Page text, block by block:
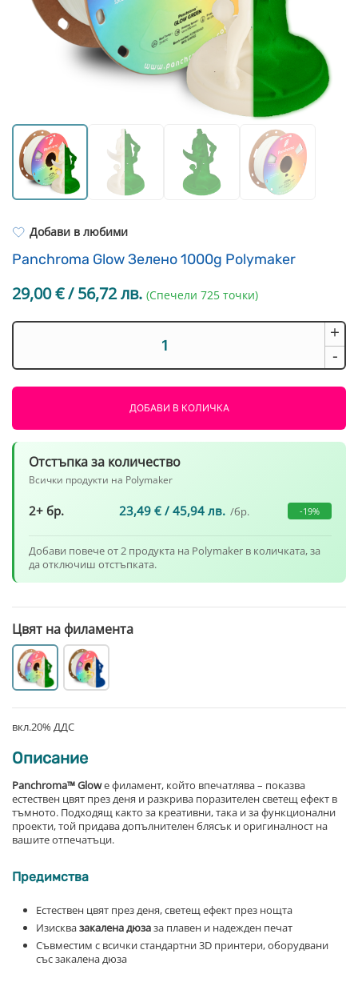
Легло за 3D принтер
Добави в любими
Panchroma Glow Зелено 1000g Polymaker
29,00€/ 56,72 лв. (Спечели 725 точки)
-
Panchroma
Glow
Зелено
+
ДОБАВИ В КОЛИЧКА
Отстъпка за количество
Всички продукти на Polymaker
2+ бр. 23,49 € / 45,94 лв. /бр. -19%
Добави повече от 2 продукта на Polymaker в количката, за
да отключиш отстъпката.
Цвят на филамента
вкл.20% ДДС
Описание
Panchroma™ Glowе филамент, който впечатлява – показва
естествен цвят през деня и разкрива поразителен светещ ефект в
тъмното. Подходящ както за креативни, така и за функционални
проекти, той придава допълнителен блясък и оригиналност на
вашите отпечатъци.
Предимства
Естествен цвят през деня, светещ ефект през нощта
Изисквазакалена дюзаза плавен и надежден печат
Съвместим с всички стандартни 3D принтери, оборудвани
със закалена дюза